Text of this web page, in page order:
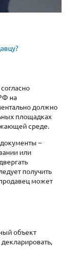
на
должно
площадках
среде.
–
или
получить
может
объект